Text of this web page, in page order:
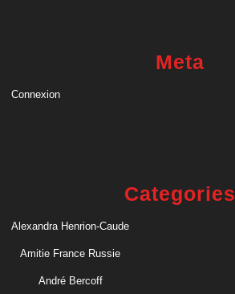
Meta
Connexion
Categories
Alexandra Henrion-Caude
Amitie France Russie
André Bercoff